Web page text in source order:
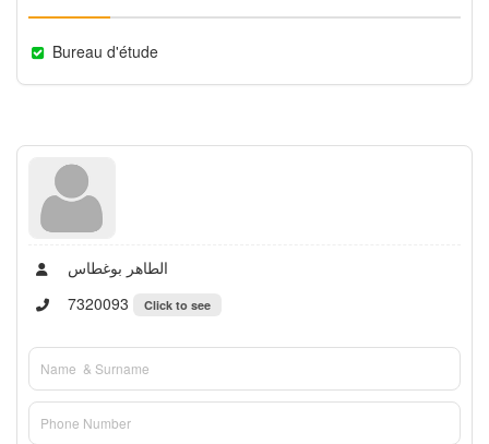
Bureau d'étude
الطاهر بوغطاس
7320093
Click to see